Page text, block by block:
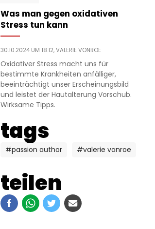
teilen
Was man gegen oxidativen
Stress tun kann
30.10.2024 UM 18:12,VALERIE VONROE
Oxidativer Stress macht uns für
bestimmte Krankheiten anfälliger,
beeinträchtigt unser Erscheinungsbild
und leistet der Hautalterung Vorschub.
Wirksame Tipps.
tags
#passion author #valerie vonroe